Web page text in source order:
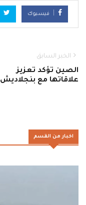
فيسبوك
الخبر السابق
الصين تؤكد تعزيز
علاقاتها مع بنجلاديش
اخبار من القسم